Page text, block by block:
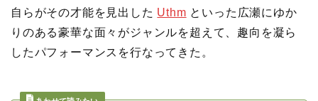
自らがその才能を見出した Uthm といった広瀬にゆか
りのある豪華な面々がジャンルを超えて、趣向を凝ら
したパフォーマンスを行なってきた。